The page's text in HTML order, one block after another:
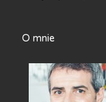
O mnie